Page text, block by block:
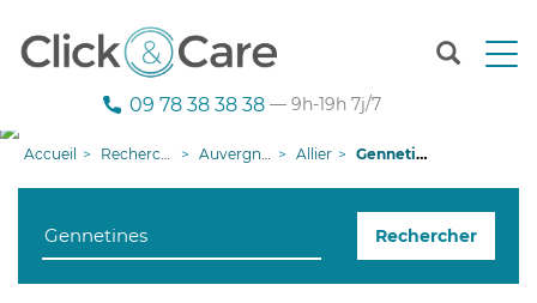
T
n
g
09 78 38 38 38 — 9h-19h 7j/7
Accueil Recherche aide à domicile Auvergne-Rhône-Alpes Allier Gennetines
Rechercher